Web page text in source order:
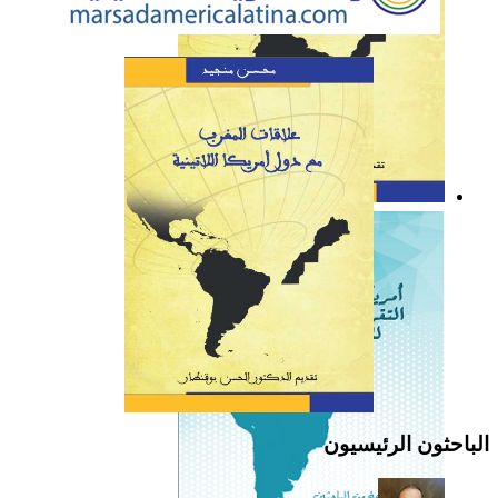
كتاب: علاقات المغرب مع
دول أمريكا اللاتينية
الباحثون الرئيسيون